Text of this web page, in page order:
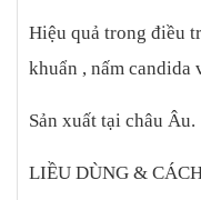
Hiệu quả trong điều
khuẩn , nấm candida
Sản xuất tại châu Âu.
LIỀU DÙNG &